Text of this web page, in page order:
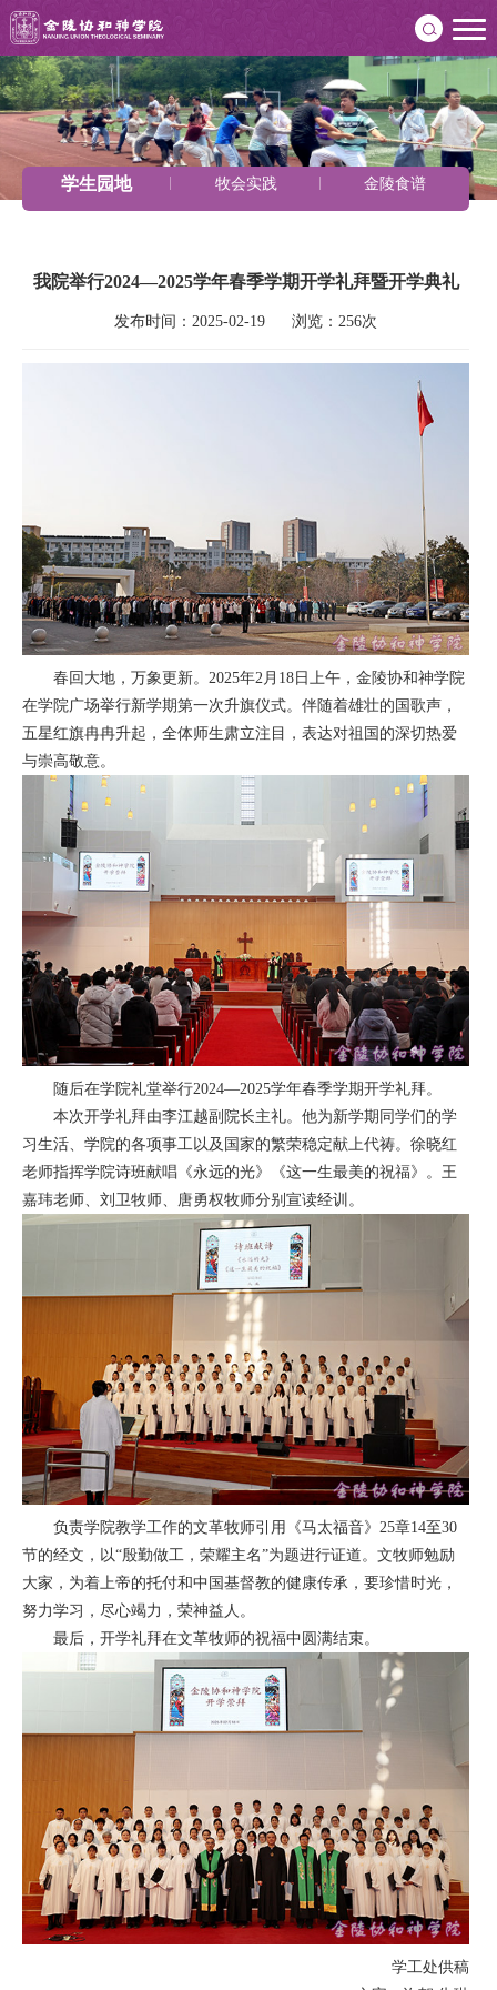
学生园地 牧会实践 金陵食谱
我院举行2024—2025学年春季学期开学礼拜暨开学典礼
发布时间：2025-02-19      浏览：256次
春回大地，万象更新。2025年2月18日上午，金陵协和神学院
在学院广场举行新学期第一次升旗仪式。伴随着雄壮的国歌声，
五星红旗冉冉升起，全体师生肃立注目，表达对祖国的深切热爱
与崇高敬意。
随后在学院礼堂举行2024—2025学年春季学期开学礼拜。
本次开学礼拜由李江越副院长主礼。他为新学期同学们的学
习生活、学院的各项事工以及国家的繁荣稳定献上代祷。徐晓红
老师指挥学院诗班献唱《永远的光》《这一生最美的祝福》。王
嘉玮老师、刘卫牧师、唐勇权牧师分别宣读经训。
负责学院教学工作的文革牧师引用《马太福音》25章14至30
节的经文，以“殷勤做工，荣耀主名”为题进行证道。文牧师勉励
大家，为着上帝的托付和中国基督教的健康传承，要珍惜时光，
努力学习，尽心竭力，荣神益人。
最后，开学礼拜在文革牧师的祝福中圆满结束。
学工处供稿